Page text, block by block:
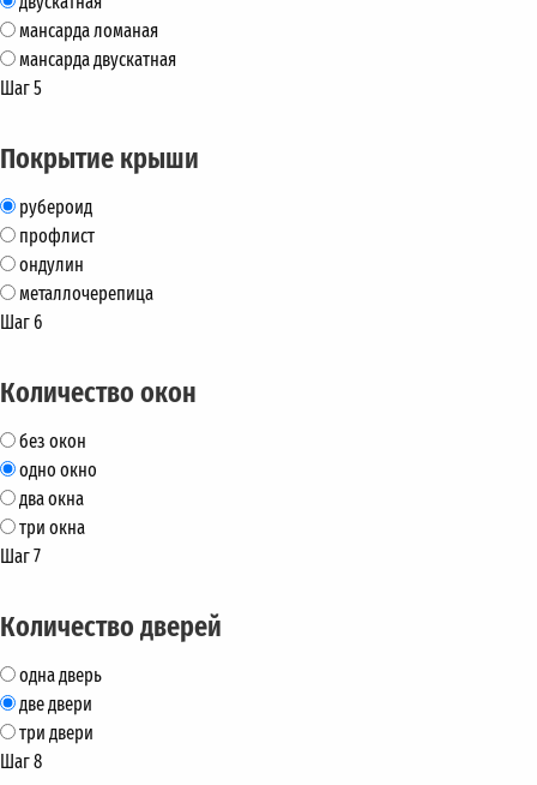
мансарда ломаная
мансарда двускатная
Шаг 5
Покрытие крыши
рубероид
профлист
ондулин
металлочерепица
Шаг 6
Количество окон
без окон
одно окно
два окна
три окна
Шаг 7
Количество дверей
одна дверь
две двери
три двери
Шаг 8